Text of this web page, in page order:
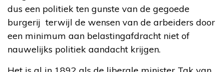
dus een politiek ten gunste van de gegoede
burgerij terwijl de wensen van de arbeiders door
een minimum aan belastingafdracht niet of
nauwelijks politiek aandacht krijgen.